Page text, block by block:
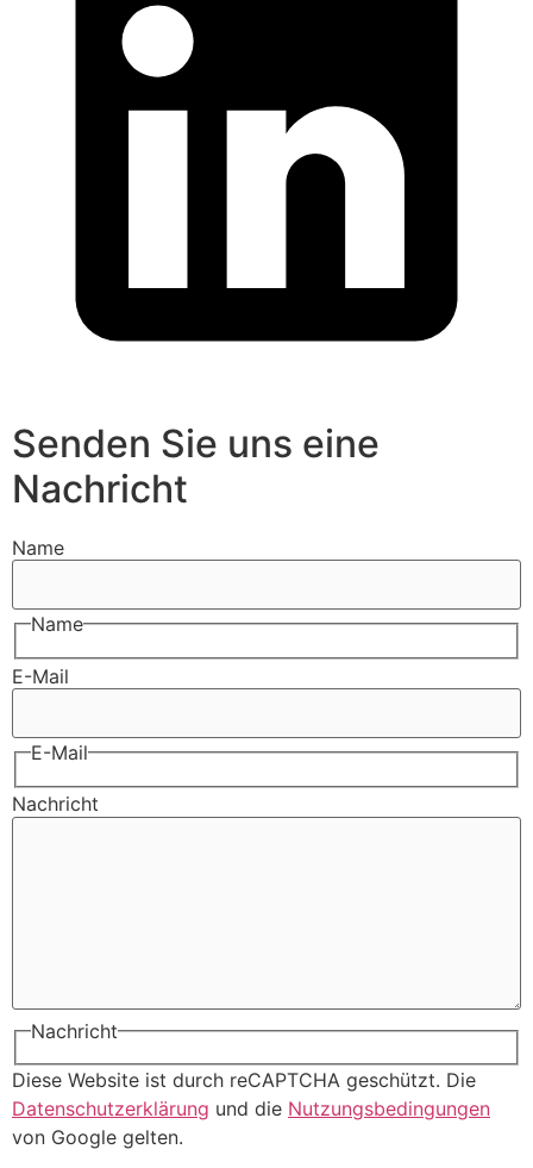
Senden Sie uns eine
Nachricht
Name
Name
E-Mail
E-Mail
Nachricht
Nachricht
Diese Website ist durch reCAPTCHA geschützt. Die
Datenschutzerklärung und die Nutzungsbedingungen
von Google gelten.